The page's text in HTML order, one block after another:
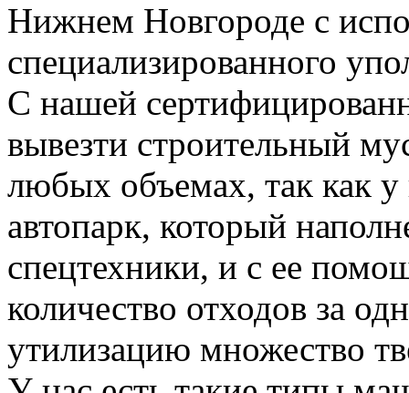
Нижнем Новгороде с
специализированного
С нашей
вывезти строительный
любых объемах, так как
автопарк, который
спецтехники, и с ее
количество отходов за
утилизацию множество